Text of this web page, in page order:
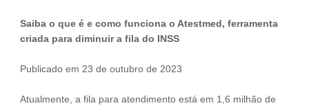
Saiba o que é e como funciona o Atestmed, ferramenta
criada para diminuir a fila do INSS
Publicado em 23 de outubro de 2023
Atualmente, a fila para atendimento está em 1,6 milhão de